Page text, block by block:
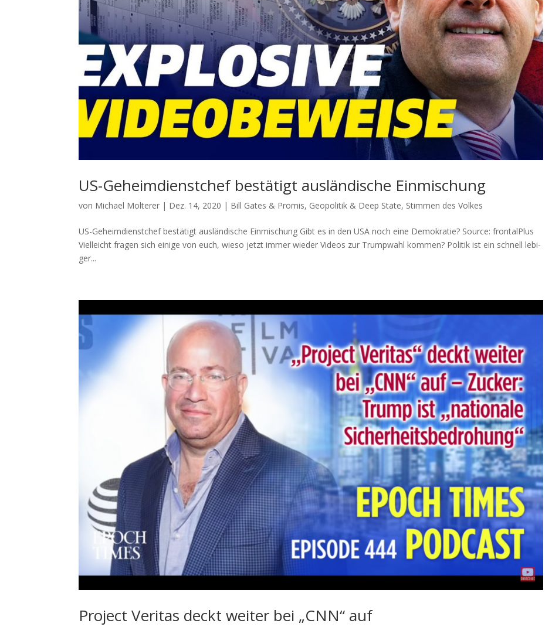
US-Geheimdienstchef bestätigt ausländische Einmischung
von Michael Molterer | Dez. 14, 2020 | Bill Gates & Promis, Geopolitik & Deep State, Stimmen des Volkes
US-Geheimdienstchef bestätigt ausländische Einmischung Gibt es in den USA noch eine Demokratie? Source: fron­talPlus
Viel­leicht fra­gen sich eini­ge von euch, wie­so jetzt immer wie­der Vide­os zur Trump­wahl kom­men? Poli­tik ist ein schnell lebi­
ger...
Project Veritas deckt weiter bei „CNN“ auf